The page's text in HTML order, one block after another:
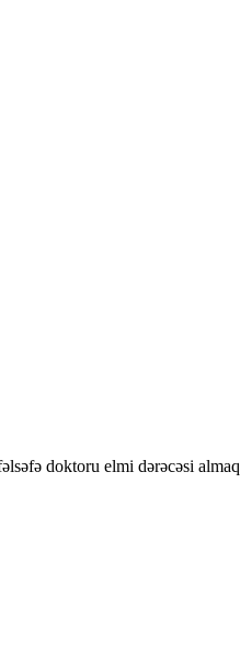
doktoru elmi dərəcəsi almaq